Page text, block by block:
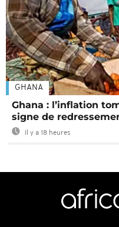
GHANA
Ghana : l’inflation
signe de
Il y a 18 heures